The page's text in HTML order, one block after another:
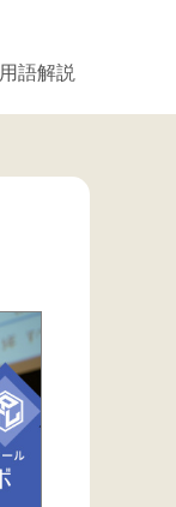
用語解説